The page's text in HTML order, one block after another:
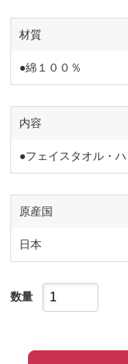
材質
●綿１００％
内容
●フェイスタオル・
原産国
日本
数量